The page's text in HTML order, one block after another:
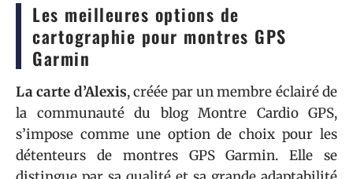
Les meilleures options de
cartographie pour montres GPS
Garmin
La carte d’Alexis, créée par un membre éclairé de
la communauté du blog Montre Cardio GPS,
s’impose comme une option de choix pour les
détenteurs de montres GPS Garmin. Elle se